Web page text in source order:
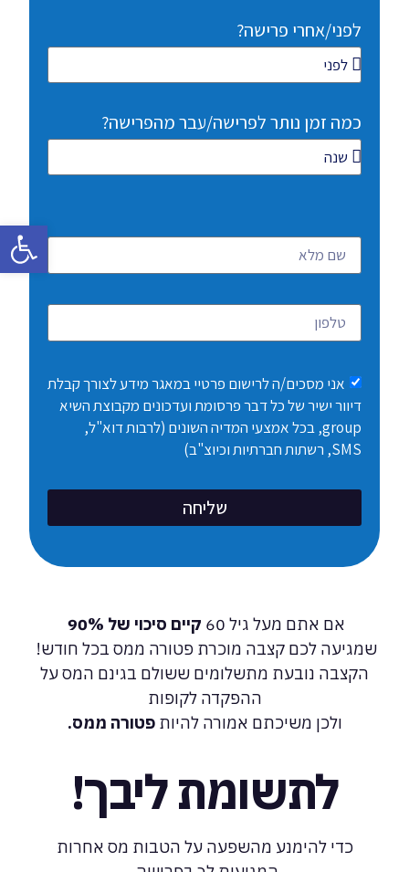
לפני/אחרי פרישה?
כמה זמן נותר לפרישה/עבר מהפרישה?
אני מסכים/ה לרישום פרטיי במאגר מידע לצורך קבלת
דיוור ישיר של כל דבר פרסומת ועדכונים מקבוצת השיא
group, בכל אמצעי המדיה השונים (לרבות דוא"ל,
SMS, רשתות חברתיות וכיוצ"ב)
שליחה
אם אתם מעל גיל 60
קיים סיכוי של 90%
שמגיעה לכם קצבה מוכרת פטורה ממס בכל חודש!
הקצבה נובעת מתשלומים ששולם בגינם המס על
ההפקדה לקופות
ולכן משיכתם אמורה להיותפטורה ממס.
לתשומת ליבך!
כדי להימנע מהשפעה על הטבות מס אחרות